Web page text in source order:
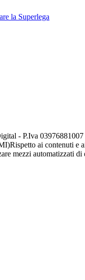
la Superlega
- P.Iva
Rispetto ai contenuti e
mezzi automatizzati di